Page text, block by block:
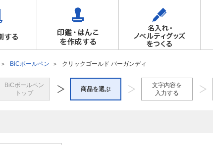
BiCボールペン クリックゴールド バーガンディ
BiCボールペン
トップ
商品を選ぶ
文字内容を
入力する